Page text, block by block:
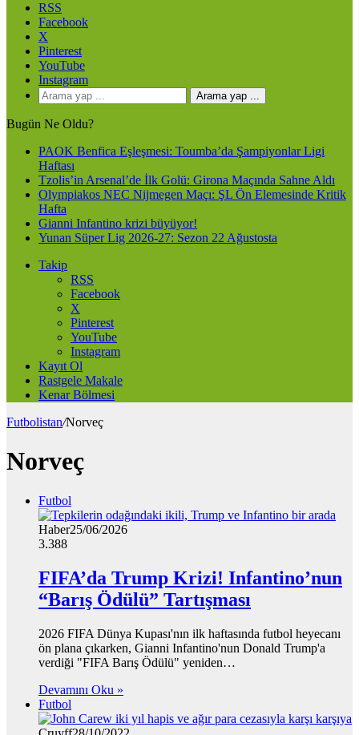
RSS
Facebook
X
Pinterest
YouTube
Instagram
Arama yap ...
Bugün Ne Oldu?
PAOK Benfica Eşleşmesi: Toumba’da Şampiyonlar Ligi
Haftası
Tzolis’in Arsenal’de İlk Golü: Girona Maçında Sahne Aldı
Olympiakos NEC Nijmegen Maçı: ŞL Ön Elemesinde Kritik
Hafta
Gianni Infantino krizi büyüyor!
Yunan Süper Lig 2026-27: Sezon 22 Ağustosta
Takip
RSS
Facebook
X
Pinterest
YouTube
Instagram
Kayıt Ol
Rastgele Makale
Kenar Bölmesi
Futbolistan/Norveç
Norveç
Futbol
Haber25/06/2026
3.388
FIFA’da Trump Krizi! Infantino’nun
“Barış Ödülü” Tartışması
2026 FIFA Dünya Kupası'nın ilk haftasında futbol heyecanı
ön plana çıkarken, Gianni Infantino'nun Donald Trump'a
verdiği "FIFA Barış Ödülü" yeniden…
Devamını Oku »
Futbol